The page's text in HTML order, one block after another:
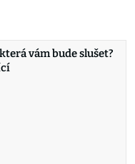
vám bude slušet?